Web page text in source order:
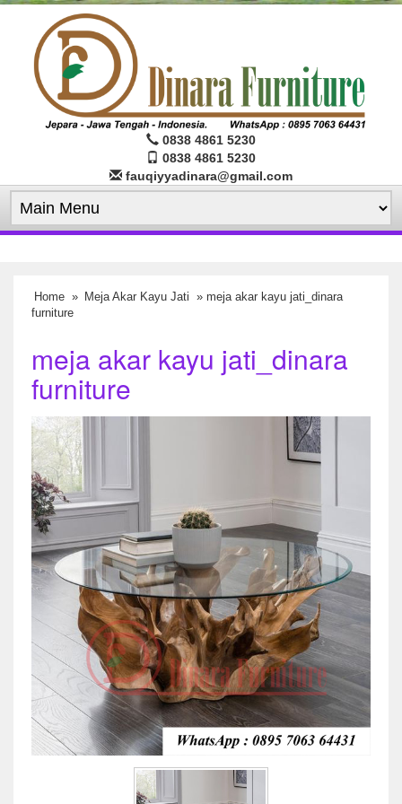
0838 4861 5230
0838 4861 5230
fauqiyyadinara@gmail.com
Home » Meja Akar Kayu Jati » meja akar kayu jati_dinara
furniture
meja akar kayu jati_dinara
furniture